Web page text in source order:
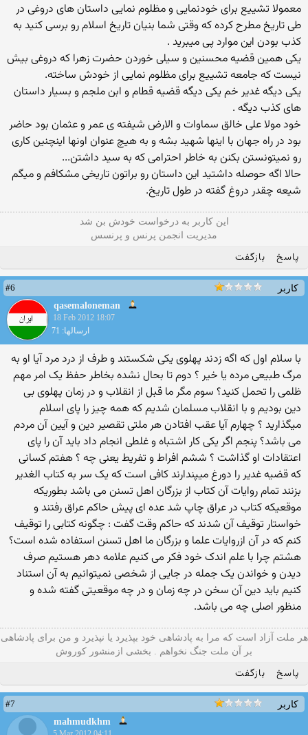
معمولا تشییع برای خودنمایی و مظلوم نمایی داستان های دروغی در
طی تاریخ مطرح كرده كه وقتی شما بنیان تاریخ اسلام رو برسی كنید به
كذب بودن این موارد پی میبرید .
یكی همین قضیه محسنین و سیلی خوردن حضرت زهرا كه دروغی بیش
نیست كه جامعه تشییع برای مظلوم نمایی از خودش ساخته.
یكی دیگه غدیر خم یكی دیگه قضیه قطام و ابن ملجم و بسیار داستان
های كذب دیگه .
خود مولا علی خالق سماوات و الارض شیفته ی عمر و عثمان بود حاضر
بود در راه جهان با اینها شهید بشه و به هیچ عنوان اونها اینچنین كاری
رو نمیتونستن بكنن به خاطر احترامی كه به سید داشتن...
حالا اگه حوصله داشتید این داستان رو براتون تاریخی مشكافم و میگم
شیعه چقدر دروغ گفته در طول تاریخ.
این كاربر به درخواست خودش بن شد
مدیریت انجمن پرنس و پرنسس
پاسخ بازگفت
کاربر
#6
qasemaloneman
18 Feb 2012 18:07
ارسالها: 71
با سلام اول که اگه زدند پهلوی یکی شکستند و طرف از درد مرد آیا او به
مرگ طبیعی مرده یا خیر ؟ دوم تا بحال نشده بخاطر حفظ یک امر مهم
ظلمی را تحمل کنید؟ سوم مگر ما قبل از انقلاب و در زمان پهلوی بی
دین بودیم و با انقلاب مسلمان شدیم که همه چیز را پای اسلام
میگذارید ؟ چهارم آیا عقب افتادن هر ملتی تقصیر دین و آیین آن مردم
می باشد؟ پنجم اگر یکی کار اشتباه و غلطی انجام داد باید آن را پای
اعتقادات او گذاشت ؟ ششم افراط و تفریط یعنی چه ؟ هفتم کسانی
که قضیه غدیر را دورغ میپندارند کافی است که یک سر به کتاب الغدیر
بزنند تمام روایات آن کتاب از بزرگان اهل تسنن می باشد بطوریکه
موقعیکه کتاب در عراق چاپ شد عده ای پیش حاکم عراق رفتند و
خواستار توقیف آن شدند که حاکم وقت گفت : چگونه کتابی را توقیف
کنم که در آن ازروایات علما و بزرگان ما اهل تسنن استفاده شده است؟
هشتم چرا با علم اندک خود فکر می کنیم علامه دهر هستیم صرف
دیدن و خواندن یک جمله در جایی از شخصی نمیتوانیم به آن استناد
کنیم باید دین آن سخن در چه زمان و در چه موقعیتی گفته شده و
منظور اصلی چه می باشد.
هر ملت آزاد است که مرا به پادشاهی خود بپذیرد یا نپذیرد و من برای پادشاهی
بر آن ملت جنگ نخواهم . بخشی ازمنشور کوروش
پاسخ بازگفت
کاربر
#7
mahmudkhm